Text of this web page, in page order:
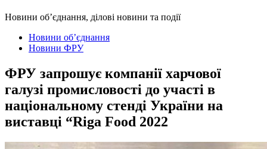
Новини об’єднання, ділові новини та події
Новини об’єднання
Новини ФРУ
ФРУ запрошує компанії харчової
галузі промисловості до участі в
національному стенді України на
виставці “Riga Food 2022